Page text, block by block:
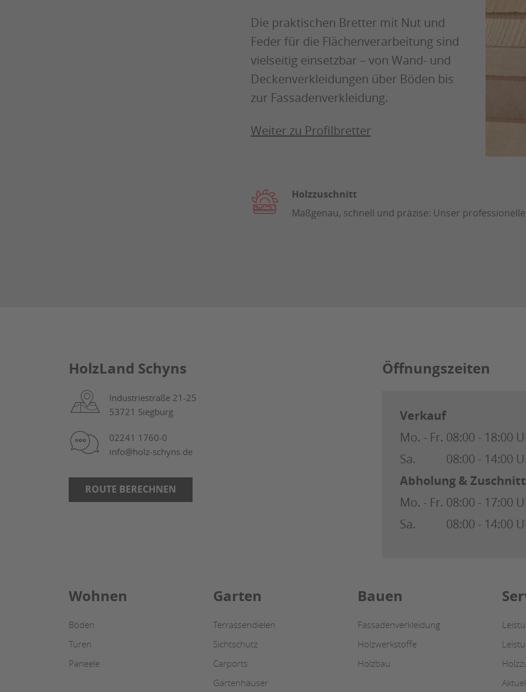
Die praktischen Bretter mit Nut und
Feder für die Flächenverarbeitung sind
vielseitig einsetzbar – von Wand- und
Deckenverkleidungen über Böden bis
zur Fassadenverkleidung.
Weiter zu Profilbretter
Holzzuschnitt
Maßgenau, schnell und präzise: Unser
HolzLand Schyns
Industriestraße 21-25
53721 Siegburg
02241 1760-0
info@holz-schyns.de
ROUTE BERECHNEN
Öffnungszeiten
Verkauf
Mo. - Fr. 08:00 - 18:00
Sa.
08:00 - 14:00
Abholung & Zuschnitt
Mo. - Fr. 08:00 - 17:00
Sa.
08:00 - 14:00
Wohnen
Böden
Türen
Paneele
Garten
Terrassendielen
Sichtschutz
Carports
Gartenhäuser
Bauen
Fassadenverkleidung
Holzwerkstoffe
Holzbau